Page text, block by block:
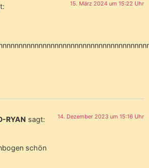
15. März 2024 um 15:22 Uhr
RYAN sagt: 14. Dezember 2023 um 15:16 Uhr
schön